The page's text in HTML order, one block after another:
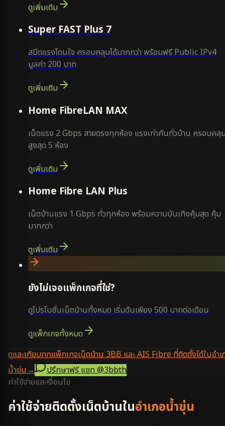
ดูเพิ่มเติม
Super FAST Plus 7
สปีดแรงโดนใจ ครอบคลุมได้มากกว่า พร้อมฟรี Public IPv4
มูลค่า 200 บาท
ดูเพิ่มเติม
Home FibreLAN MAX
เน็ตแรง 2 Gbps สายตรงทุกห้อง แรงเท่ากันทั่วบ้าน ครอบคลุ
สูงสุด 5 ห้อง
ดูเพิ่มเติม
Home Fibre LAN Plus
เน็ตบ้านแรง 1 Gbps ทั่วทุกห้อง พร้อมความบันเทิงคุ้มสุด คุ้ม
มากกว่า
ดูเพิ่มเติม
ยังไม่เจอแพ็กเกจที่ใช่?
ดูโปรโมชั่นเน็ตบ้านทั้งหมด เริ่มต้นเพียง 500 บาทต่อเดือน
ดูแพ็กเกจทั้งหมด
ดูและเทียบทุกแพ็กเกจเน็ตบ้าน 3BB และ AIS Fibre ที่ติดตั้งได้ในอำเ
น้ำขุ่น→ ปรึกษาฟรี แชท@3bbth
ค่าใช้จ่ายและเงื่อนไข
ค่าใช้จ่ายติดตั้งเน็ตบ้านในอำเภอน้ำขุ่น